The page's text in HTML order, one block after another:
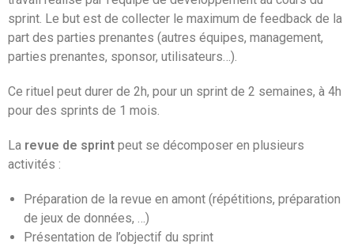
sprint. Le but est de collecter le maximum de feedback de la
part des parties prenantes (autres équipes, management,
parties prenantes, sponsor, utilisateurs…).
Ce rituel peut durer de 2h, pour un sprint de 2 semaines, à 4h
pour des sprints de 1 mois.
La revue de sprint peut se décomposer en plusieurs
activités :
Préparation de la revue en amont (répétitions, préparation
de jeux de données, …)
Présentation de l’objectif du sprint